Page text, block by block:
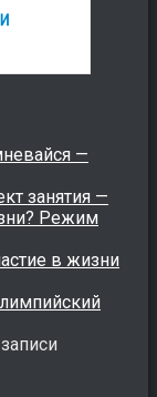
—
занятия —
Режим
в жизни